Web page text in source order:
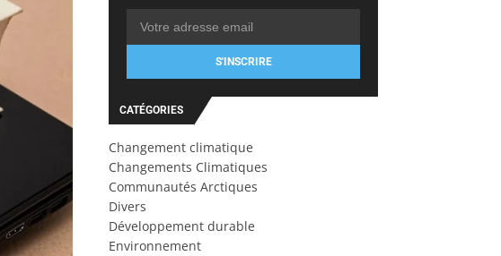
S'INSCRIRE
CATÉGORIES
Changement climatique
Changements Climatiques
Communautés Arctiques
Divers
Développement durable
Environnement